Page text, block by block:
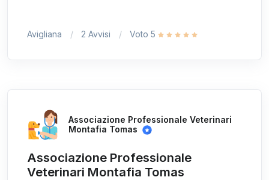
Avigliana 2 Avvisi Voto 5
Associazione Professionale Veterinari
Montafia Tomas
Associazione Professionale
Veterinari Montafia Tomas